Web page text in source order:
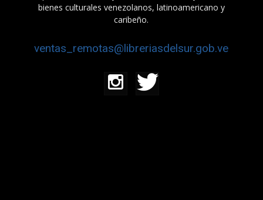
bienes culturales venezolanos, latinoamericano y
caribeño.
ventas_remotas@libreriasdelsur.gob.ve